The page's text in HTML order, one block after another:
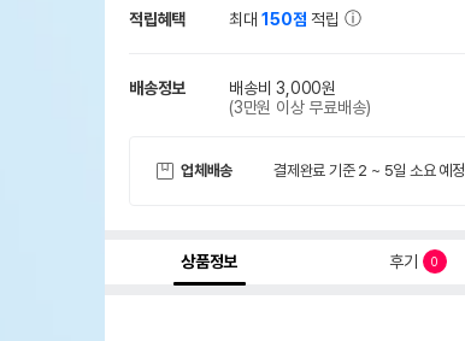
적립혜택 최대150점 적립
배송정보
배송비 3,000원
(3만원 이상 무료배송)
업체배송 결제완료 기준 2 ~ 5일 소요 예정
상품정보 후기 0